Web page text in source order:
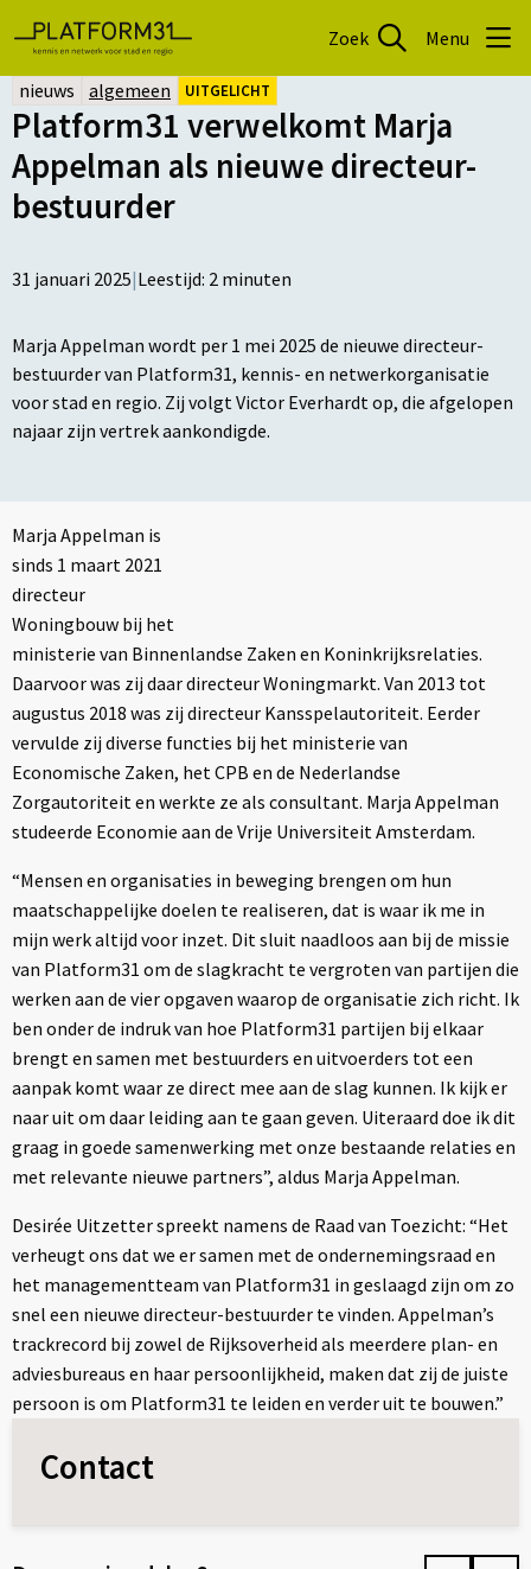
Zoek Menu
nieuws algemeen UITGELICHT
Platform31 verwelkomt Marja
Appelman als nieuwe directeur-
bestuurder
31 januari 2025|Leestijd: 2 minuten
Marja Appelman wordt per 1 mei 2025 de nieuwe directeur-
bestuurder van Platform31, kennis- en netwerkorganisatie
voor stad en regio. Zij volgt Victor Everhardt op, die afgelopen
najaar zijn vertrek aankondigde.
Marja Appelman is
sinds 1 maart 2021
directeur
Woningbouw bij het
ministerie van Binnenlandse Zaken en Koninkrijksrelaties.
Daarvoor was zij daar directeur Woningmarkt. Van 2013 tot
augustus 2018 was zij directeur Kansspelautoriteit. Eerder
vervulde zij diverse functies bij het ministerie van
Economische Zaken, het CPB en de Nederlandse
Zorgautoriteit en werkte ze als consultant. Marja Appelman
studeerde Economie aan de Vrije Universiteit Amsterdam.
“Mensen en organisaties in beweging brengen om hun
maatschappelijke doelen te realiseren, dat is waar ik me in
mijn werk altijd voor inzet. Dit sluit naadloos aan bij de missie
van Platform31 om de slagkracht te vergroten van partijen die
werken aan de vier opgaven waarop de organisatie zich richt. Ik
ben onder de indruk van hoe Platform31 partijen bij elkaar
brengt en samen met bestuurders en uitvoerders tot een
aanpak komt waar ze direct mee aan de slag kunnen. Ik kijk er
naar uit om daar leiding aan te gaan geven. Uiteraard doe ik dit
graag in goede samenwerking met onze bestaande relaties en
met relevante nieuwe partners”, aldus Marja Appelman.
Desirée Uitzetter spreekt namens de Raad van Toezicht: “Het
verheugt ons dat we er samen met de ondernemingsraad en
het managementteam van Platform31 in geslaagd zijn om zo
snel een nieuwe directeur-bestuurder te vinden. Appelman’s
trackrecord bij zowel de Rijksoverheid als meerdere plan- en
adviesbureaus en haar persoonlijkheid, maken dat zij de juiste
persoon is om Platform31 te leiden en verder uit te bouwen.”
Contact